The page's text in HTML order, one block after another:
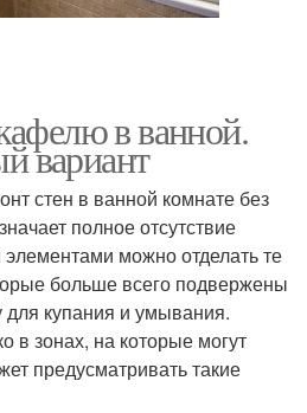
в ванной.
вариант
стен в ванной комнате без
полное отсутствие
можно отделать те
больше всего подвержены
купания и умывания.
в зонах, на которые могут
предусматривать такие